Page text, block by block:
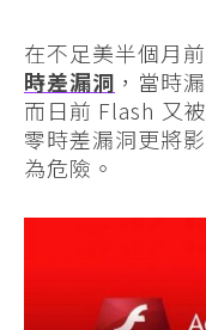
在不足美半個月
時差漏洞 ，當時
而日前 Flash 又
零時差漏洞更將
為危險。